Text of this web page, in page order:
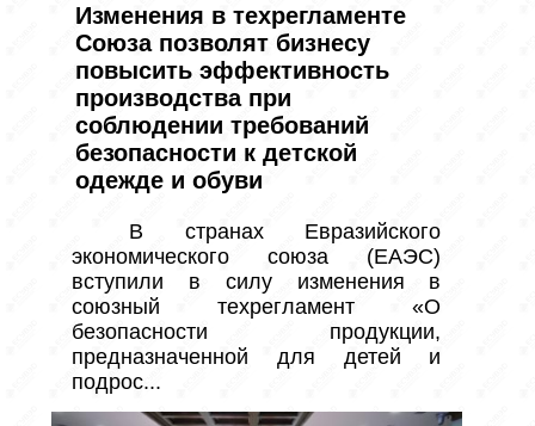
Изменения в техрегламенте
Союза позволят бизнесу
повысить эффективность
производства при
соблюдении требований
безопасности к детской
одежде и обуви
В странах Евразийского
экономического союза (ЕАЭС)
вступили в силу изменения в
союзный техрегламент «О
безопасности продукции,
предназначенной для детей и
подрос...